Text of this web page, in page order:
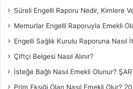
ş
ı
k
r
Süreli Engelli Raporu Nedir, Kimlere
Memurlar Engelli Raporuyla Emekli
Engelli Sağlık Kurulu Raporuna Nasıl
Çiftçi Belgesi Nasıl Alınır?
İsteğe Bağlı Nasıl Emekli Olunur?
Prim Eksiği Olan Nasıl Emekli Olur?